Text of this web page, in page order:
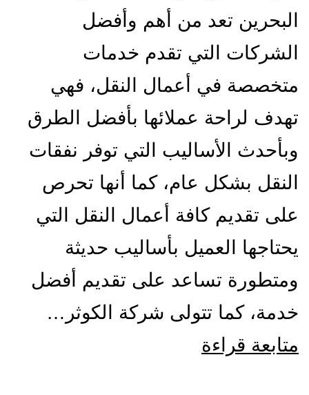
البحرين تعد من أهم وأفضل
الشركات التي تقدم خدمات
متخصصة في أعمال النقل، فهي
تهدف لراحة عملائها بأفضل الطرق
وبأحدث الأساليب التي توفر نفقات
النقل بشكل عام، كما أنها تحرص
على تقديم كافة أعمال النقل التي
يحتاجها العميل بأساليب حديثة
ومتطورة تساعد على تقديم أفضل
خدمة، كما تتولى شركة الكوثر…
متابعة قراءة